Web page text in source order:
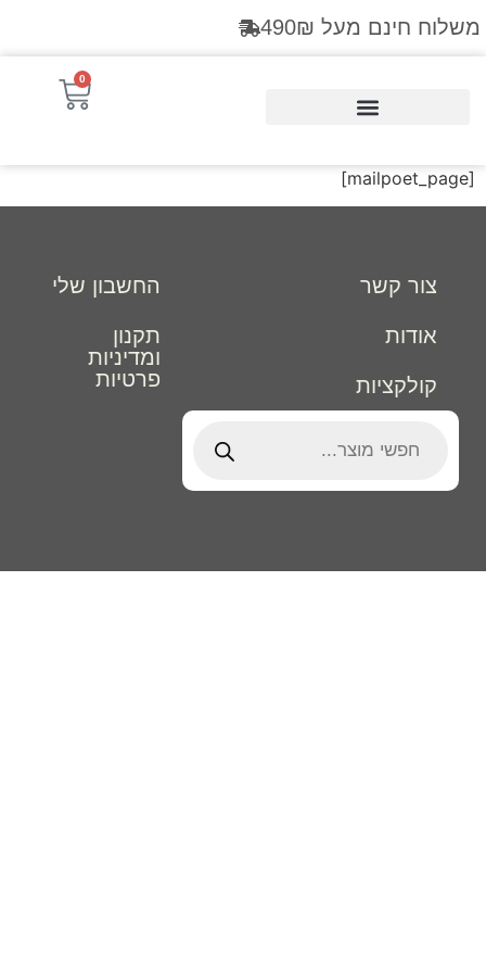
משלוח חינם מעל 490₪
0
[mailpoet_page]
צור קשר
אודות
קולקציות
החשבון שלי
תקנון
ומדיניות
פרטיות